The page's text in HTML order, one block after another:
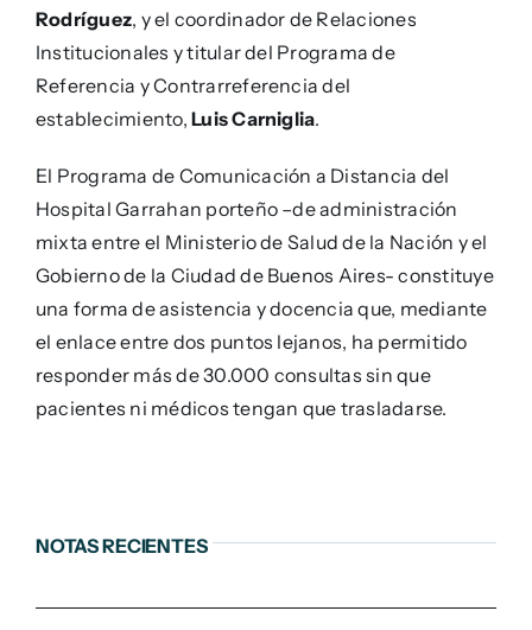
Rodríguez, y el coordinador de Relaciones
Institucionales y titular del Programa de
Referencia y Contrarreferencia del
establecimiento,Luis Carniglia.
El Programa de Comunicación a Distancia del
Hospital Garrahan porteño –de administración
mixta entre el Ministerio de Salud de la Nación y el
Gobierno de la Ciudad de Buenos Aires- constituye
una forma de asistencia y docencia que, mediante
el enlace entre dos puntos lejanos, ha permitido
responder más de 30.000 consultas sin que
pacientes ni médicos tengan que trasladarse.
NOTAS RECIENTES